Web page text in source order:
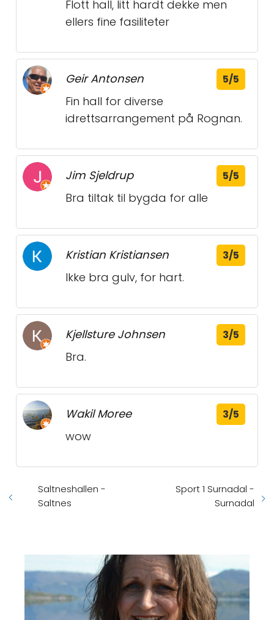
Flott hall, litt hardt dekke men
ellers fine fasiliteter
Geir Antonsen 5/5
Fin hall for diverse
idrettsarrangement på Rognan.
Jim Sjeldrup 5/5
Bra tiltak til bygda for alle
Kristian Kristiansen 3/5
Ikke bra gulv, for hart.
Kjellsture Johnsen 3/5
Bra.
Wakil Moree 3/5
wow
Saltneshallen -
Saltnes
Sport 1 Surnadal -
Surnadal